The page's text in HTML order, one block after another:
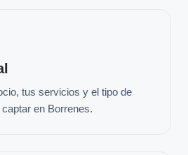
tus servicios y el tipo de
en Borrenes.